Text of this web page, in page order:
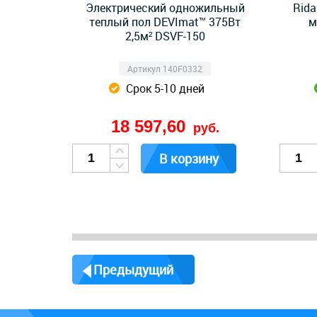
Электрический одножильный
теплый пол DEVImat™ 375Вт
2,5м² DSVF-150
Артикул 140F0332
Срок 5-10 дней
18 597,60 руб.
В корзину
Предыдущий